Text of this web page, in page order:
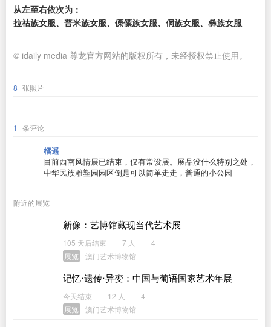
从左至右依次为：
拉祜族女服、普米族女服、傈僳族女服、侗族女服、彝族女服
© idaily media 尊龙官方网站的版权所有，未经授权禁止使用。
8 张照片
1 条评论
橘遥
目前西南风情展已结束，仅有常设展。展品没什么特别之处，
中华民族雕塑园园区倒是可以简单走走，普通的小公园
附近的展览
新像：艺博馆藏现当代艺术展
105 天后结束 7 人
4
展览
澳门艺术博物馆
记忆‧遗传‧异变：中国与葡语国家艺术年展
今天结束 12 人
4
展览
澳门艺术博物馆